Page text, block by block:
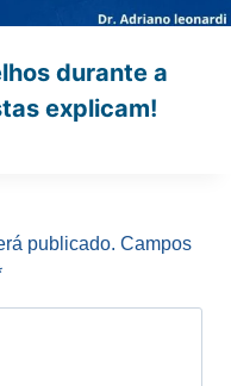
durante a
explicam!
publicado. Campos